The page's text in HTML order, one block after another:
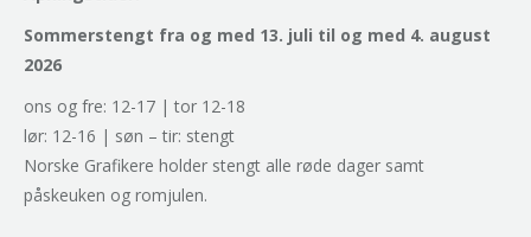
Sommerstengt fra og med 13. juli til og med 4. august
2026
ons og fre: 12-17 | tor 12-18
lør: 12-16 | søn – tir: stengt
Norske Grafikere holder stengt alle røde dager samt
påskeuken og romjulen.